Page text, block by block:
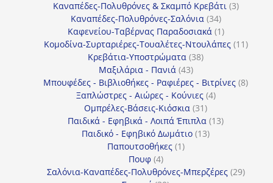
προϊόντα
Καναπέδες-Πολυθρόνες & Σκαμπό Κρεβάτι 33
Καναπέδες-Πολυθρόνες-Σαλόνια 3434
προϊόντα
Καφενείου-Ταβέρνας Παραδοσιακά 11
προϊόν
Κομοδίνα-Συρταριέρες-Τουαλέτες-Ντουλάπες 1111
Κρεβάτια-Υποστρώματα 3838
Μαξιλάρια - Πανιά 4343
προϊόντα
Μπουφέδες - Βιβλιοθήκες - Ραφιέρες - Βιτρίνες 88
Ξαπλώστρες - Αιώρες - Κούνιες 44
Ομπρέλες-Βάσεις-Κιόσκια 3131
προϊόντα
Παιδικά - Εφηβικά - Λοιπά Έπιπλα 1313
Παιδικό - Εφηβικό Δωμάτιο 1313
Παπουτσοθήκες 11
Πουφ 44
προϊόντα
Σαλόνια-Καναπέδες-Πολυθρόνες-Μπερζέρες 2929